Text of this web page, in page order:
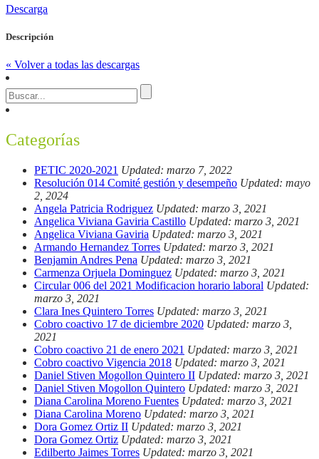
Descarga
Descripción
« Volver a todas las descargas
Categorías
PETIC 2020-2021 Updated: marzo 7, 2022
Resolución 014 Comité gestión y desempeño Updated: mayo
2, 2024
Angela Patricia Rodriguez Updated: marzo 3, 2021
Angelica Viviana Gaviria Castillo Updated: marzo 3, 2021
Angelica Viviana Gaviria Updated: marzo 3, 2021
Armando Hernandez Torres Updated: marzo 3, 2021
Benjamin Andres Pena Updated: marzo 3, 2021
Carmenza Orjuela Dominguez Updated: marzo 3, 2021
Circular 006 del 2021 Modificacion horario laboral Updated:
marzo 3, 2021
Clara Ines Quintero Torres Updated: marzo 3, 2021
Cobro coactivo 17 de diciembre 2020 Updated: marzo 3,
2021
Cobro coactivo 21 de enero 2021 Updated: marzo 3, 2021
Cobro coactivo Vigencia 2018 Updated: marzo 3, 2021
Daniel Stiven Mogollon Quintero II Updated: marzo 3, 2021
Daniel Stiven Mogollon Quintero Updated: marzo 3, 2021
Diana Carolina Moreno Fuentes Updated: marzo 3, 2021
Diana Carolina Moreno Updated: marzo 3, 2021
Dora Gomez Ortiz II Updated: marzo 3, 2021
Dora Gomez Ortiz Updated: marzo 3, 2021
Edilberto Jaimes Torres Updated: marzo 3, 2021